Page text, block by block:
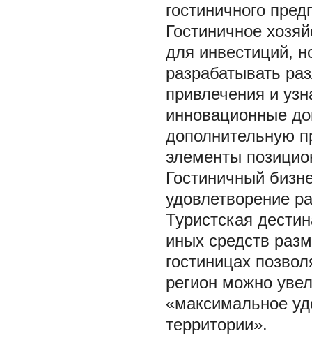
гостиничного
Гостиничное
для инвестиций,
разрабатывать
привлечения и
инновационные
дополнительную
элементы
Гостиничный
удовлетворение
Туристская
иных средств
гостиницах
регион можно
«максимальное
территории».